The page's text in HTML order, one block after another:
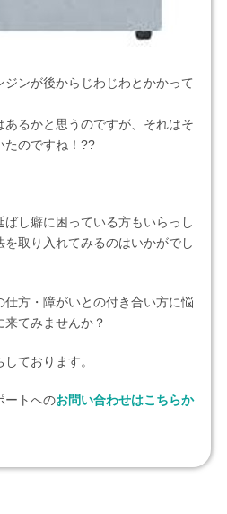
ジンが後からじわじわとかかって
あるかと思うのですが、それはそ
たのですね！??
し癖に困っている方もいらっし
取り入れてみるのはいかがでし
仕方・障がいとの付き合い方に悩
てみませんか？
ております。
ートへのお問い合わせはこちらか